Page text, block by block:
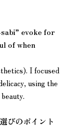
evoke for
of when
I focused
using the
びのポイント